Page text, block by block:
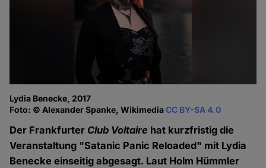
Lydia Benecke, 2017
Foto: © Alexander Spanke, WikimediaCC BY-SA 4.0
Der Frankfurter Club Voltaire hat kurzfristig die
Veranstaltung "Satanic Panic Reloaded" mit Lydia
Benecke einseitig abgesagt. Laut Holm Hümmler